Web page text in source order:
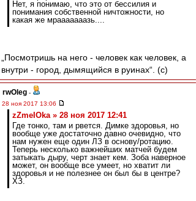
Нет, я понимаю, что это от бессилия и
понимания собственной ничтожности, но
какая же мрааааааазь....
„Посмотришь на него - человек как человек, а
внутри - город, дымящийся в руинах“. (c)
rwOleg -
28 ноя 2017 13:06
zZmeIOka » 28 ноя 2017 12:41
Где тонко, там и рвется. Димке здоровья, но
вообще уже достаточно давно очевидно, что
нам нужен еще один ЛЗ в основу/ротацию.
Теперь несколько важнейших матчей будем
затыкать дыру, черт знает кем. Зоба наверное
может, он вообще все умеет, но хватит ли
здоровья и не полезнее он был бы в центре?
ХЗ.